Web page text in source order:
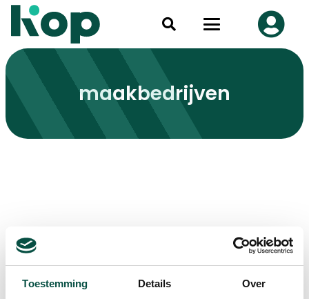
Toestemming Details Over
maakbedrijven